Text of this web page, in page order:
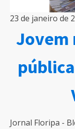
23 de janeiro de
Jovem
Jornal Floripa -